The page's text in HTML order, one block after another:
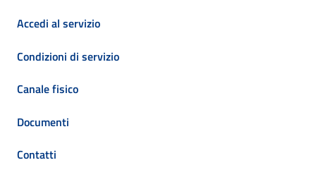
Accedi al servizio
Condizioni di servizio
Canale fisico
Documenti
Contatti